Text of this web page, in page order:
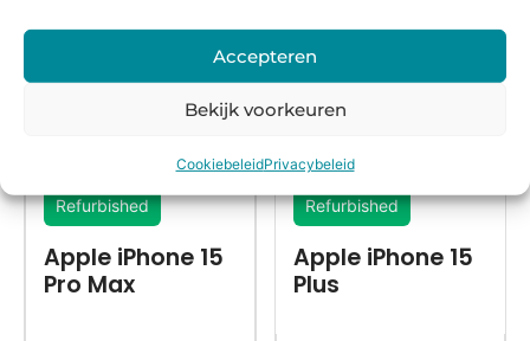
Accepteren
Bekijk voorkeuren
CookiebeleidPrivacybeleid
Refurbished
Apple iPhone 15
Pro Max
Refurbished
Apple iPhone 15
Plus